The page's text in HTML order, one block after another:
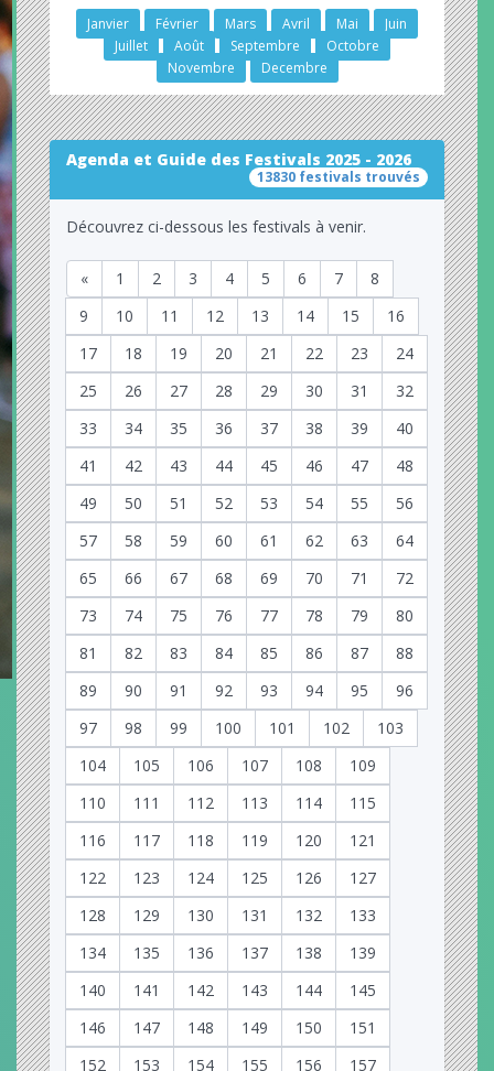
Janvier Février Mars Avril Mai
Juin
Juillet
Août Septembre
Octobre
Novembre
Decembre
Agenda et Guide des Festivals 2025 - 2026
13830 festivals trouvés
Découvrez ci-dessous les festivals à venir.
« 1 2 3 4 5 6 7
8
9
10 11 12 13 14 15
16
17
18 19 20 21 22 23
24
25
26 27 28 29 30 31
32
33
34 35 36 37 38 39
40
41
42 43 44 45 46 47
48
49
50 51 52 53 54 55
56
57
58 59 60 61 62 63
64
65
66 67 68 69 70 71
72
73
74 75 76 77 78 79
80
81
82 83 84 85 86 87
88
89
90 91 92 93 94 95
96
97
98 99 100 101 102
103
104
105 106 107 108
109
110
111 112 113 114
115
116
117 118 119 120
121
122
123 124 125 126
127
128
129 130 131 132
133
134
135 136 137 138
139
140
141 142 143 144
145
146
147 148 149 150
151
152
153 154 155 156
157